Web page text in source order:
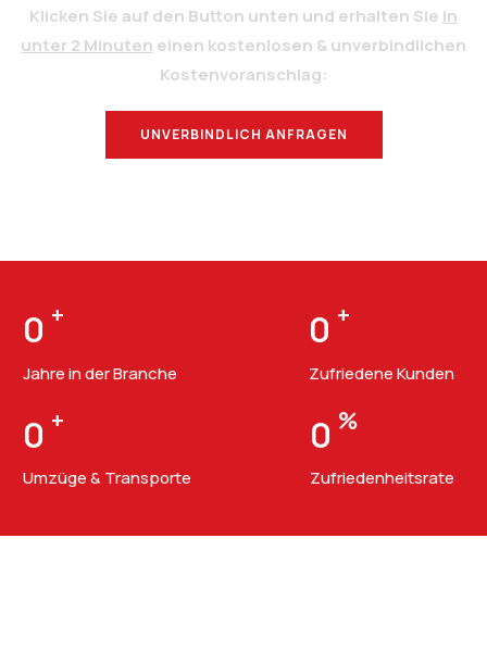
Klicken Sie auf den Button unten und erhalten Sie in
unter 2 Minuten einen kostenlosen & unverbindlichen
Kostenvoranschlag:
UNVERBINDLICH ANFRAGEN
0 +
Jahre in der Branche
0 +
Zufriedene Kunden
0 +
Umzüge & Transporte
0 %
Zufriedenheitsrate